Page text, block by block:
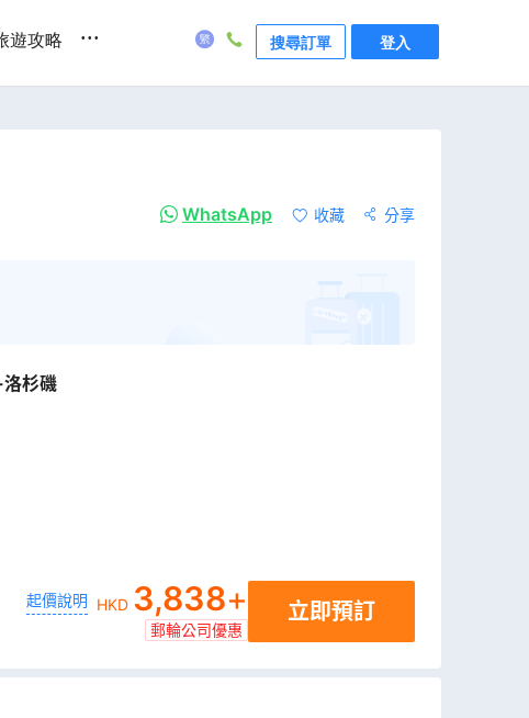
遊攻略 ... 搜尋訂單 登入
WhatsApp 收藏
分享
杉磯
起價說明 HKD 3,838+
郵輪公司優惠
立即預訂